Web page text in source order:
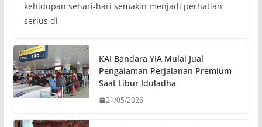
kehidupan sehari-hari semakin menjadi perhatian
serius di
KAI Bandara YIA Mulai Jual
Pengalaman Perjalanan Premium
Saat Libur Iduladha
21/05/2026